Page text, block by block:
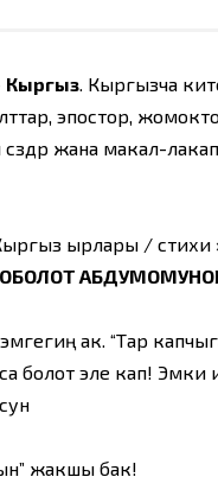
Кыргыз . Кыргызча
эпостор,
сөздөр жана макал-
ырлары / стихи
ак. “Тар
болот эле кап! Эмки
жакшы бак!